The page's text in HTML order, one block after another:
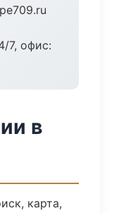
7, офис:
в
карта,